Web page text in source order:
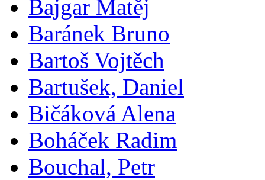
Bajgar Matěj
Baránek Bruno
Bartoš Vojtěch
Bartušek, Daniel
Bičáková Alena
Boháček Radim
Bouchal, Petr